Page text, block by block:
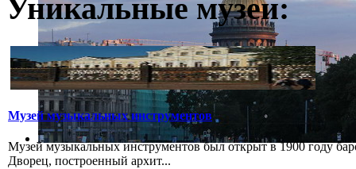
Уникальные музеи:
Музей музыкальных инструментов
Музей музыкальных инструментов был открыт в 1900 году
Дворец, построенный архит...